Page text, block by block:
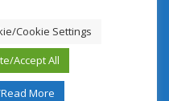
România - RO.AS.IT.
rezervate.
Cookie Settings
Accept All
More